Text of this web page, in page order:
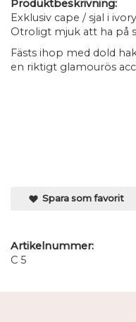
Produktbeskrivning:
Exklusiv cape / sjal i
Otroligt mjuk att ha på
Fästs ihop med dold
en riktigt glamourös
Spara som favorit
Artikelnummer:
C 5